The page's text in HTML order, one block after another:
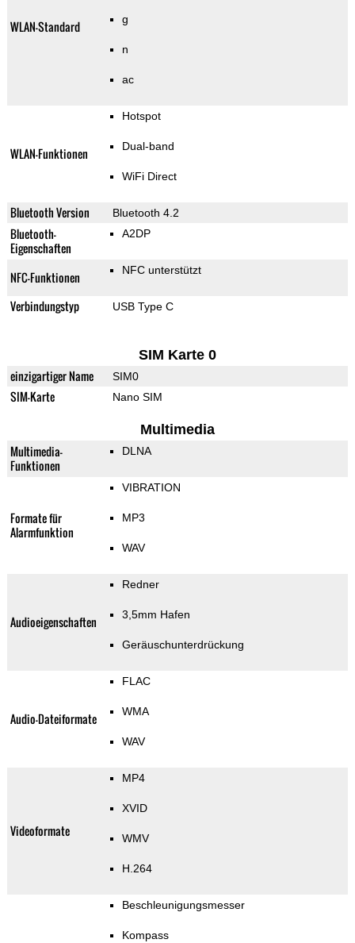
WLAN-Standard g
n
ac
WLAN-Funktionen
Hotspot
Dual-band
WiFi Direct
Bluetooth Version Bluetooth 4.2
Bluetooth-
Eigenschaften
A2DP
NFC-Funktionen NFC unterstützt
Verbindungstyp USB Type C
SIM Karte 0
einzigartiger Name SIM0
SIM-Karte Nano SIM
Multimedia
Multimedia-
Funktionen
DLNA
Formate für
Alarmfunktion
VIBRATION
MP3
WAV
Audioeigenschaften
Redner
3,5mm Hafen
Geräuschunterdrückung
Audio-Dateiformate
FLAC
WMA
WAV
Videoformate
MP4
XVID
WMV
H.264
Beschleunigungsmesser
Kompass